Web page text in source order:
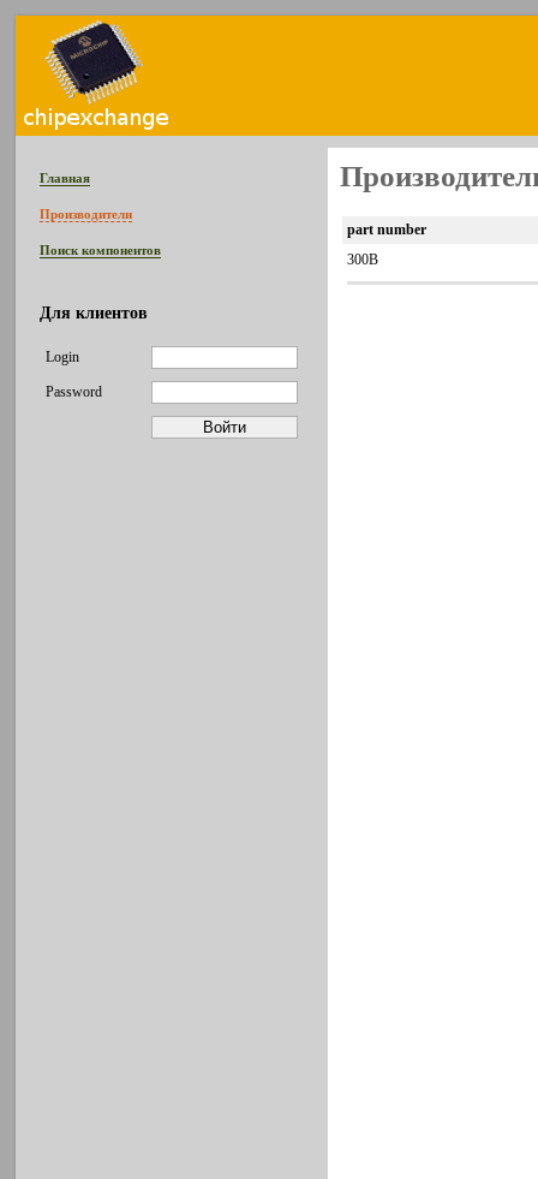
Главная
Производители
Поиск компонентов
Для клиентов
Login
Password
part number
300B